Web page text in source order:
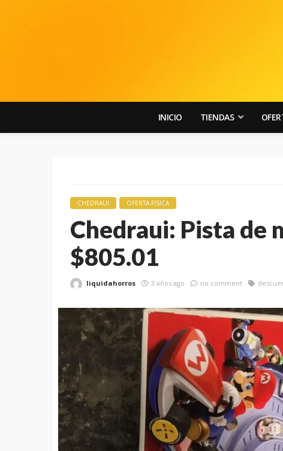
INICIO TIENDAS
CHEDRAUI OFERTA FISICA
Chedraui: Pista de
$805.01
liquidahorros 3 años ago no comment